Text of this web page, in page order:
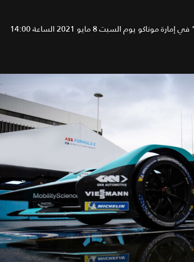
تنطلق الجولة السابعة من "بطولة العالم للفورمولا إي" في إمارة موناكو يوم السبت 8 مايو 2021 الساعة 14:00